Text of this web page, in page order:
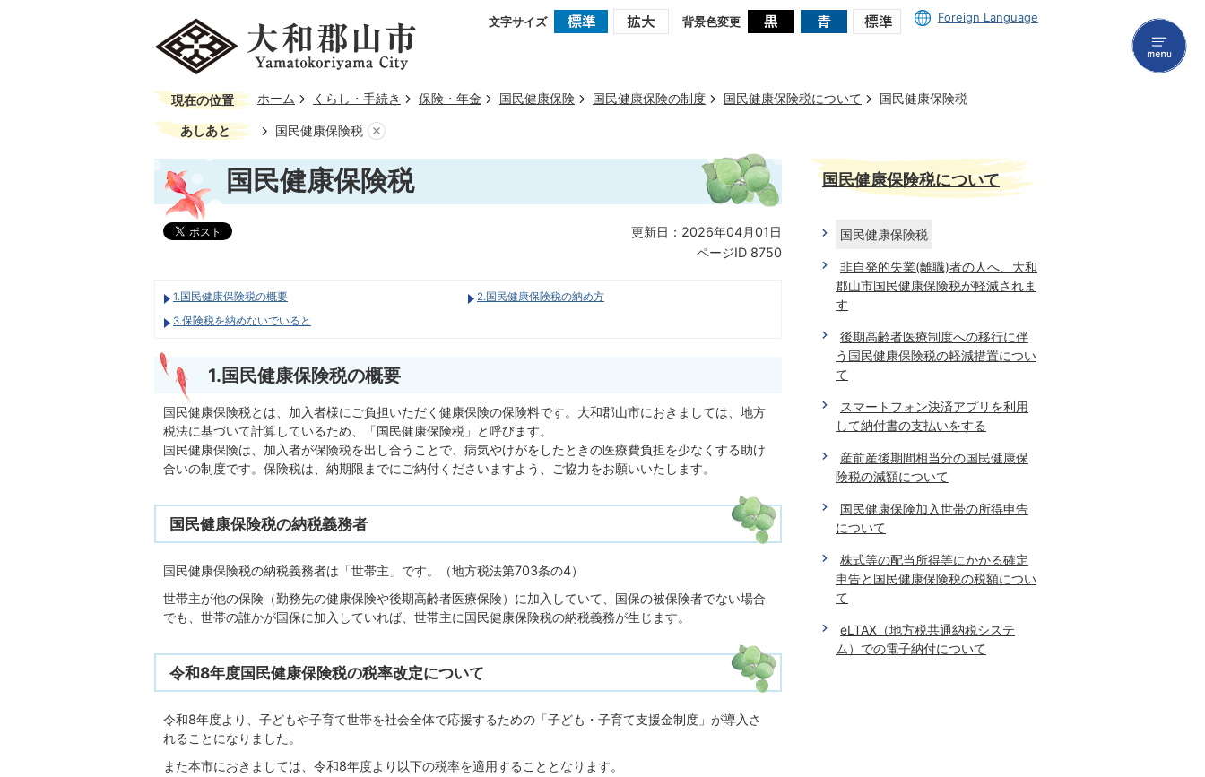
文字サイズ 背景色変更 Foreign Language
現在の位置 ホーム くらし・手続き 保険・年金 国民健康保険 国民健康保険の制度 国民健康保険税について 国民健康保険税
あしあと 国民健康保険税
国民健康保険税
更新日：2026年04月01日
ページID 8750
1.国民健康保険税の概要
2.国民健康保険税の納め方
3.保険税を納めないでいると
1.国民健康保険税の概要
国民健康保険税とは、加入者様にご負担いただく健康保険の保険料です。大和郡山市におきましては、地方
税法に基づいて計算しているため、「国民健康保険税」と呼びます。
国民健康保険は、加入者が保険税を出し合うことで、病気やけがをしたときの医療費負担を少なくする助け
合いの制度です。保険税は、納期限までにご納付くださいますよう、ご協力をお願いいたします。
国民健康保険税の納税義務者
国民健康保険税の納税義務者は「世帯主」です。（地方税法第703条の4）
世帯主が他の保険（勤務先の健康保険や後期高齢者医療保険）に加入していて、国保の被保険者でない場合
でも、世帯の誰かが国保に加入していれば、世帯主に国民健康保険税の納税義務が生じます。
令和8年度国民健康保険税の税率改定について
令和8年度より、子どもや子育て世帯を社会全体で応援するための「子ども・子育て支援金制度」が導入さ
れることになりました。
また本市におきましては、令和8年度より以下の税率を適用することとなります。
国民健康保険税について
国民健康保険税
非自発的失業(離職)者の人へ、大和
郡山市国民健康保険税が軽減されま
す
後期高齢者医療制度への移行に伴
う国民健康保険税の軽減措置につい
て
スマートフォン決済アプリを利用
して納付書の支払いをする
産前産後期間相当分の国民健康保
険税の減額について
国民健康保険加入世帯の所得申告
について
株式等の配当所得等にかかる確定
申告と国民健康保険税の税額につい
て
eLTAX（地方税共通納税システ
ム）での電子納付について